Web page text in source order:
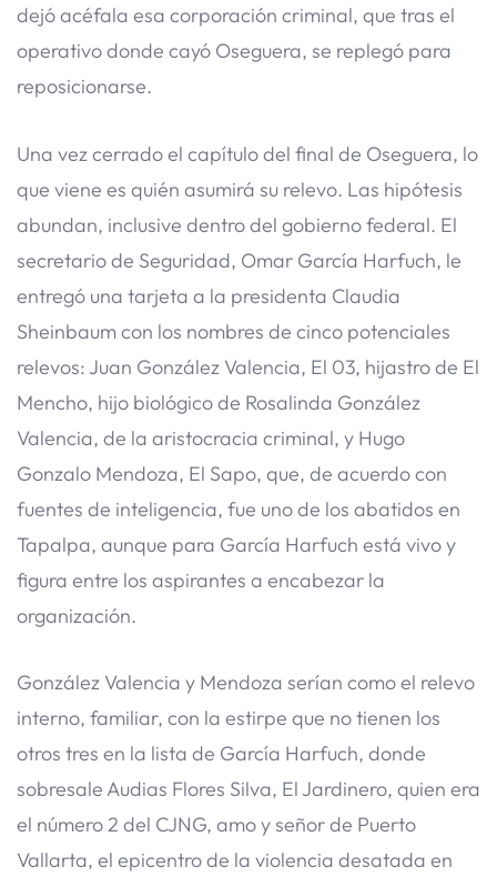
dejó acéfala esa corporación criminal, que tras el
operativo donde cayó Oseguera, se replegó para
reposicionarse.
Una vez cerrado el capítulo del final de Oseguera, lo
que viene es quién asumirá su relevo. Las hipótesis
abundan, inclusive dentro del gobierno federal. El
secretario de Seguridad, Omar García Harfuch, le
entregó una tarjeta a la presidenta Claudia
Sheinbaum con los nombres de cinco potenciales
relevos: Juan González Valencia, El 03, hijastro de El
Mencho, hijo biológico de Rosalinda González
Valencia, de la aristocracia criminal, y Hugo
Gonzalo Mendoza, El Sapo, que, de acuerdo con
fuentes de inteligencia, fue uno de los abatidos en
Tapalpa, aunque para García Harfuch está vivo y
figura entre los aspirantes a encabezar la
organización.
González Valencia y Mendoza serían como el relevo
interno, familiar, con la estirpe que no tienen los
otros tres en la lista de García Harfuch, donde
sobresale Audias Flores Silva, El Jardinero, quien era
el número 2 del CJNG, amo y señor de Puerto
Vallarta, el epicentro de la violencia desatada en